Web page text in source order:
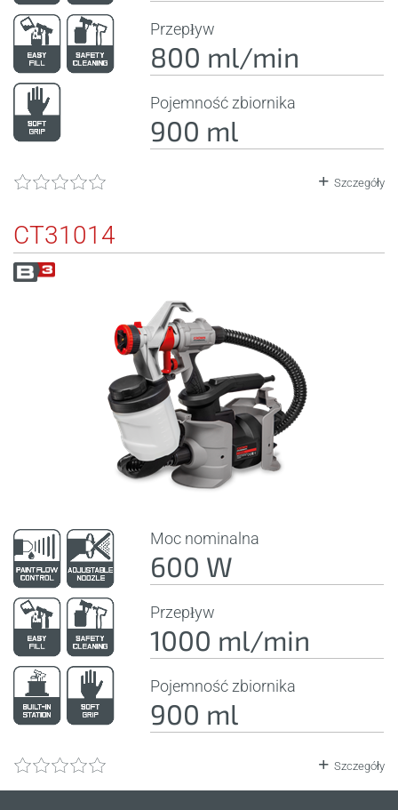
Przepływ
800 ml/min
Pojemność zbiornika
900 ml
Szczegóły
CT31014
Moc nominalna
600 W
Przepływ
1000 ml/min
Pojemność zbiornika
900 ml
Szczegóły